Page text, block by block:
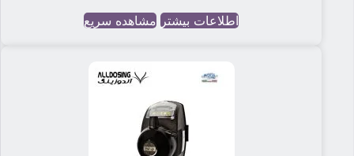
اطلاعات بیشتر مشاهده سریع